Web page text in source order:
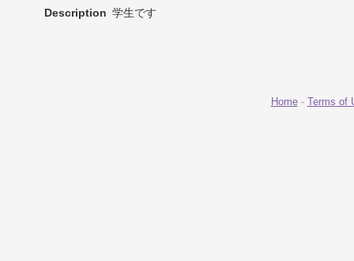
Description 学生です
Home- Terms of